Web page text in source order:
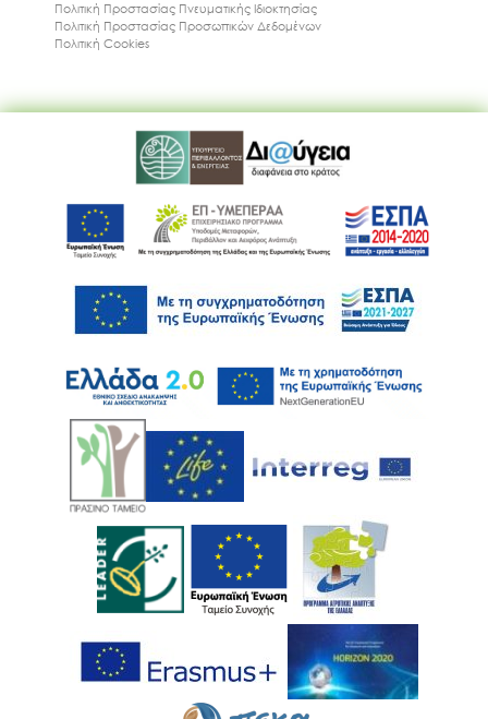
Πολιτική Προστασίας Πνευματικής Ιδιοκτησίας
Πολιτική Προστασίας Προσωπικών Δεδομένων
Πολιτική Cookies